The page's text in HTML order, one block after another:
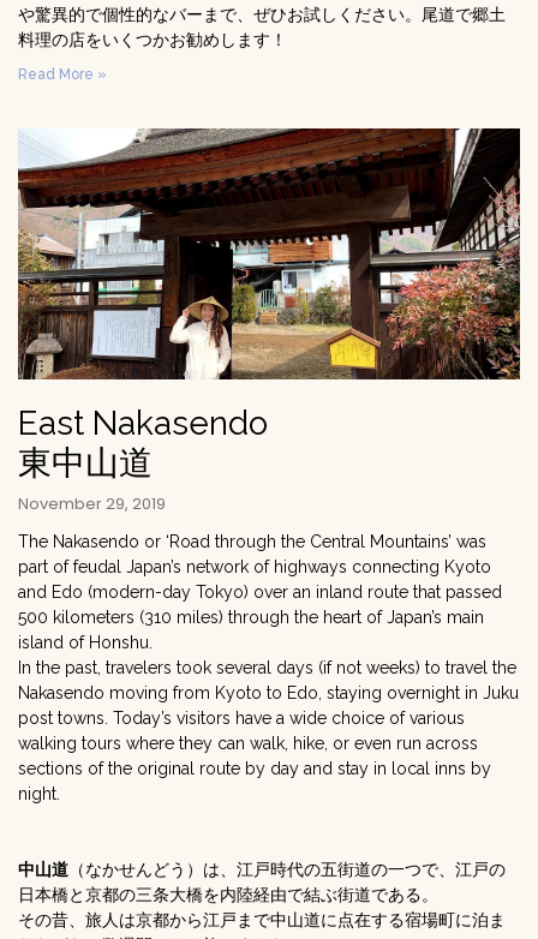
や驚異的で個性的なバーまで、ぜひお試しください。尾道で郷土
料理の店をいくつかお勧めします！
Read More »
East Nakasendo
東中山道
November 29, 2019
The Nakasendo or ‘Road through the Central Mountains’ was
part of feudal Japan’s network of highways connecting Kyoto
and Edo (modern-day Tokyo) over an inland route that passed
500 kilometers (310 miles) through the heart of Japan’s main
island of Honshu.
In the past, travelers took several days (if not weeks) to travel the
Nakasendo moving from Kyoto to Edo, staying overnight in Juku
post towns. Today’s visitors have a wide choice of various
walking tours where they can walk, hike, or even run across
sections of the original route by day and stay in local inns by
night.
中山道 （なかせんどう）は、江戸時代の五街道の一つで、江戸の
日本橋と京都の三条大橋を内陸経由で結ぶ街道である。
その昔、旅人は京都から江戸まで中山道に点在する宿場町に泊ま